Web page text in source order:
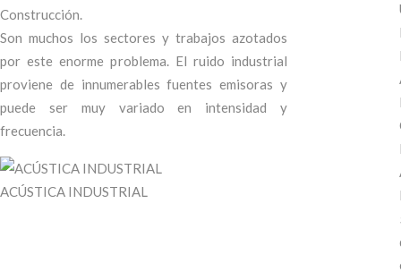
Construcción.
Son muchos los sectores y trabajos azotados
por este enorme problema. El ruido industrial
proviene de innumerables fuentes emisoras y
puede ser muy variado en intensidad y
frecuencia.
ACÚSTICA INDUSTRIAL